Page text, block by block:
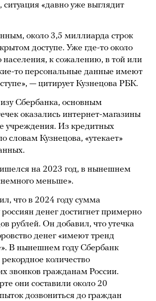
ситуация «давно уже выглядит
около 3,5 миллиарда строк
доступе. Уже где-то около
населения, к сожалению, в той или
то персональные данные имеют
— цитирует Кузнецова РБК.
Сбербанка, основным
оказались интернет-магазины
учреждения. Из кредитных
словам Кузнецова, «утекает»
на 2023 год, в нынешнем
меньше».
что в 2024 году сумма
денег достигнет примерно
рублей. Он добавил, что утечка
денег «имеют тренд
В нынешнем году Сбербанк
количество
звонков гражданам России.
они составили около 20
дозвониться до граждан